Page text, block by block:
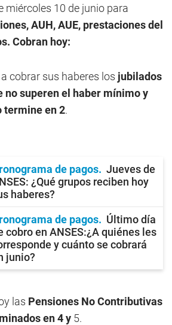
miércoles 10 de junio para
AUH, AUE, prestaciones del
Cobran hoy:
cobrar sus haberes los jubilados
no superen el haber mínimo y
termine en 2.
de pagos
Jueves de
¿Qué grupos reciben hoy
haberes?
de pagos
Último día
cobro en ANSES:¿A quiénes les
y cuánto se cobrará
junio?
las Pensiones No Contributivas
en 4 y 5.